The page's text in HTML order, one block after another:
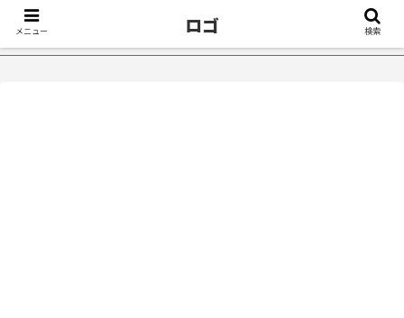
５選｜不眠症体験談 【18万再生】YouTube：うつ病が治
メニュー ロゴ 検索